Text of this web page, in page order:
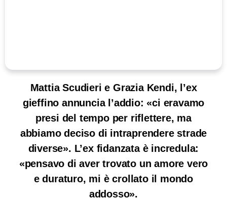
Mattia Scudieri e Grazia Kendi, l’ex
gieffino annuncia l’addio: «ci eravamo
presi del tempo per riflettere, ma
abbiamo deciso di intraprendere strade
diverse». L’ex fidanzata è incredula:
«pensavo di aver trovato un amore vero
e duraturo, mi è crollato il mondo
addosso».